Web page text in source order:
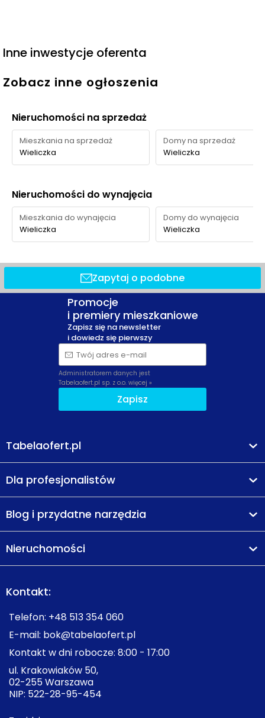
Inne inwestycje oferenta
Zobacz inne ogłoszenia
Nieruchomości na sprzedaż
Mieszkania na sprzedaż
Wieliczka
Domy na sprzedaż
Wieliczka
Nieruchomości do wynajęcia
Mieszkania do wynajęcia
Wieliczka
Domy do wynajęcia
Wieliczka
Zapytaj o podobne
Promocje
i premiery mieszkaniowe
Zapisz się na newsletter
i dowiedz się pierwszy
Twój adres e-mail
Administratorem danych jest
Tabelaofert.pl sp. z o.o. więcej »
Zapisz
Tabelaofert.pl
Dla profesjonalistów
Blog i przydatne narzędzia
Nieruchomości
Kontakt:
Telefon: +48 513 354 060
E-mail: bok@tabelaofert.pl
Kontakt w dni robocze: 8:00 - 17:00
ul. Krakowiaków 50,
02-255 Warszawa
NIP: 522-28-95-454